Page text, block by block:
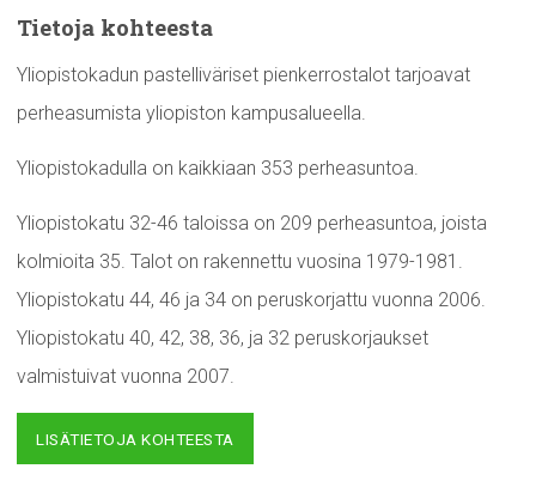
Tietoja kohteesta
Yliopistokadun pastelliväriset pienkerrostalot tarjoavat
perheasumista yliopiston kampusalueella.
Yliopistokadulla on kaikkiaan 353 perheasuntoa.
Yliopistokatu 32-46 taloissa on 209 perheasuntoa, joista
kolmioita 35. Talot on rakennettu vuosina 1979-1981.
Yliopistokatu 44, 46 ja 34 on peruskorjattu vuonna 2006.
Yliopistokatu 40, 42, 38, 36, ja 32 peruskorjaukset
valmistuivat vuonna 2007.
LISÄTIETOJA KOHTEESTA